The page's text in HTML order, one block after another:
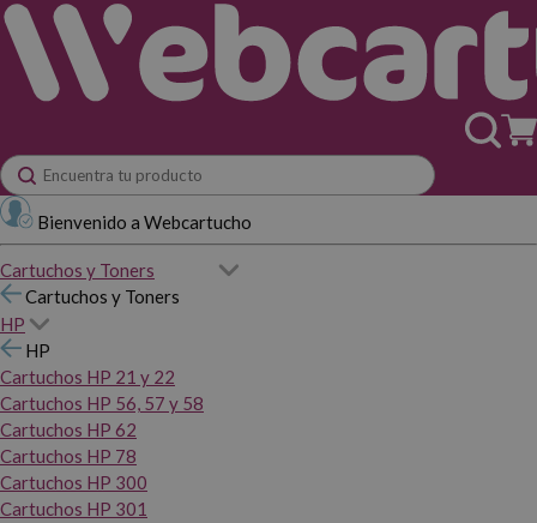
Bienvenido a Webcartucho
Cartuchos y Toners
Cartuchos y Toners
HP
HP
Cartuchos HP 21 y 22
Cartuchos HP 56, 57 y 58
Cartuchos HP 62
Cartuchos HP 78
Cartuchos HP 300
Cartuchos HP 301